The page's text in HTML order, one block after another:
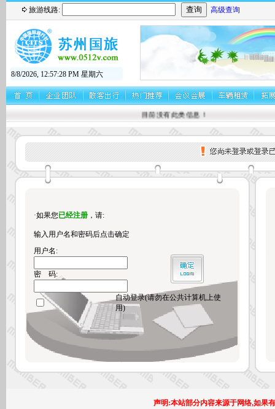
旅游线路: 高级查询
8/8/2026, 12:57:29 PM 星期六
目前没有此类信息！
·如果您已经注册，请:
输入用户名和密码后点击确定
用户名:
密 码:
自动登录(请勿在公共计算机上使
用)
声明:本站部分内容来源于网络,如果